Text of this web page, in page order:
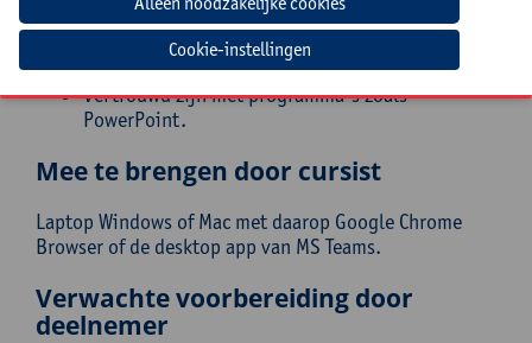
Om vlot te kunnen volgen is deze kennis verplicht
nodig:
Basisvaardigheden computergebruik en internet;
Vertrouwd zijn met programma's zoals
PowerPoint.
Mee te brengen door cursist
Laptop Windows of Mac met daarop Google Chrome
Browser of de desktop app van MS Teams.
Verwachte voorbereiding door
deelnemer
Cookie-instellingen